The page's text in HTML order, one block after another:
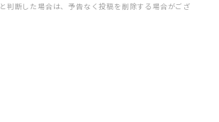
判断した場合は、予告なく投稿を削除する場合がござ